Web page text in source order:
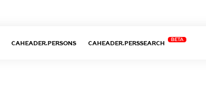
CAHEADER.PERSONS CAHEADER.PERSSEARCH
BETA